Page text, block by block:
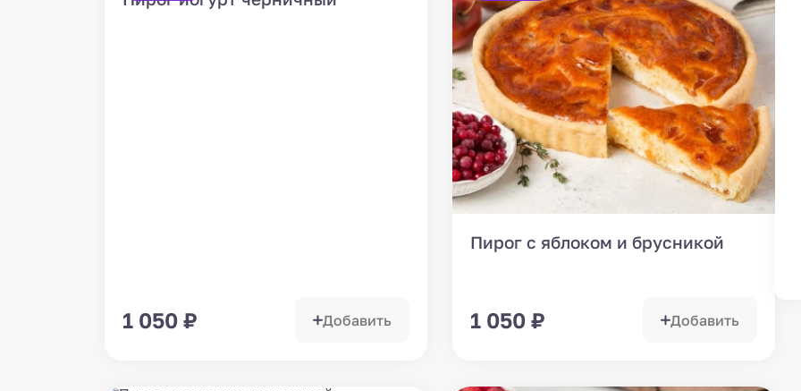
1 050 ₽ Добавить
Пирог с яблоком и брусникой
1 050 ₽ Добавить